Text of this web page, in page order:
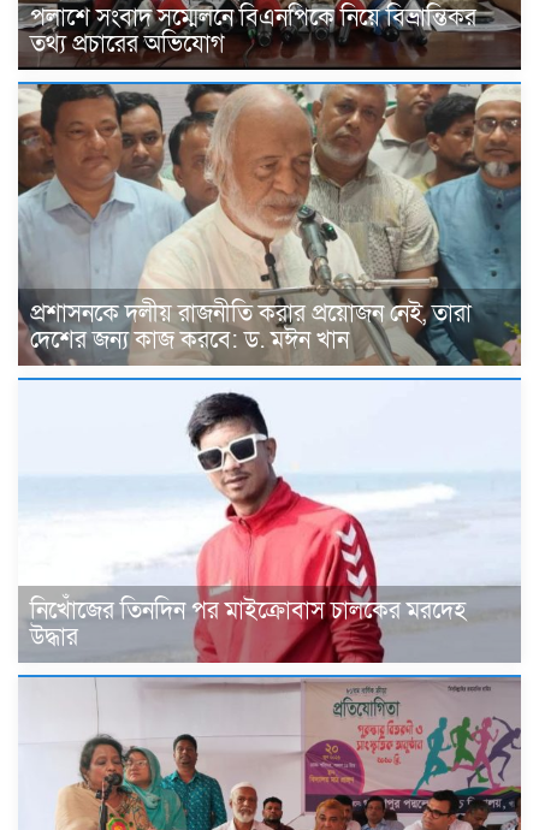
পলাশে সংবাদ সম্মেলনে বিএনপিকে নিয়ে বিভ্রান্তিকর
তথ্য প্রচারের অভিযোগ
প্রশাসনকে দলীয় রাজনীতি করার প্রয়োজন নেই, তারা
দেশের জন্য কাজ করবে: ড. মঈন খান
নিখোঁজের তিনদিন পর মাইক্রোবাস চালকের মরদেহ
উদ্ধার